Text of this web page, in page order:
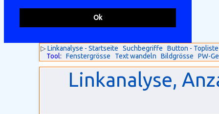
Ok
▷Linkanalyse - Startseite Suchbegriffe
Button - Topliste
Tool:
Fenstergrösse Text wandeln Bildgrösse PW-
Linkanalyse,